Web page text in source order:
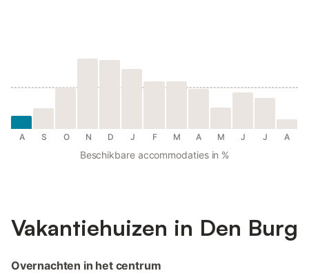
A S O N D J F M A M J J A
Beschikbare accommodaties in %
Vakantiehuizen in Den Burg
Overnachten in het centrum